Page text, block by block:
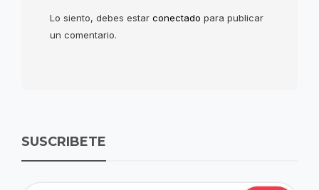
Lo siento, debes estar conectado para publicar
un comentario.
SUSCRIBETE